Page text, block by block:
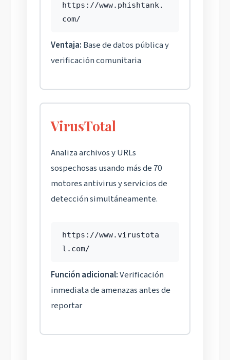
https://www.phishtank.
com/
Ventaja: Base de datos pública y
verificación comunitaria
VirusTotal
Analiza archivos y URLs
sospechosas usando más de 70
motores antivirus y servicios de
detección simultáneamente.
https://www.virustota
l.com/
Función adicional:Verificación
inmediata de amenazas antes de
reportar